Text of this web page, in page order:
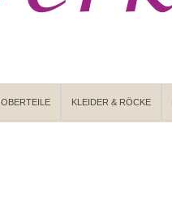
OBERTEILE KLEIDER & RÖCKE